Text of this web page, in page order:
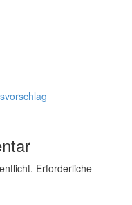
Erforderliche